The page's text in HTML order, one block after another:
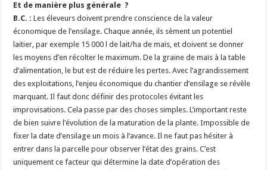
Et de manière plus générale ?
B.C. : Les éleveurs doivent prendre conscience de la valeur
économique de l’ensilage. Chaque année, ils sèment un potentiel
laitier, par exemple 15 000 l de lait/ha de maïs, et doivent se donner
les moyens d’en récolter le maximum. De la graine de maïs à la table
d’alimentation, le but est de réduire les pertes. Avec l’agrandissement
des exploitations, l’enjeu économique du chantier d’ensilage se révèle
marquant. Il faut donc définir des protocoles évitant les
improvisations. Cela passe par des choses simples. L’important reste
de bien suivre l’évolution de la maturation de la plante. Impossible de
fixer la date d’ensilage un mois à l’avance. Il ne faut pas hésiter à
entrer dans la parcelle pour observer l’état des grains. C’est
uniquement ce facteur qui détermine la date d’opération des